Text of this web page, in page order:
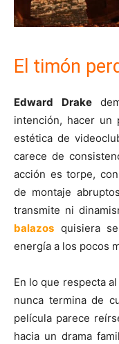
El timón
Edward Drake
intención, hacer un
estética de
carece de
acción es torpe,
de montaje
transmite ni
balazos quisiera
energía a los pocos
En lo que respecta
nunca termina de
película parece
hacia un drama